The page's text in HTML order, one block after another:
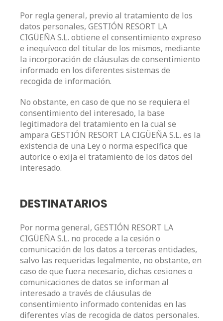
Por regla general, previo al tratamiento de los
datos personales, GESTIÓN RESORT LA
CIGÜEÑA S.L. obtiene el consentimiento expreso
e inequívoco del titular de los mismos, mediante
la incorporación de cláusulas de consentimiento
informado en los diferentes sistemas de
recogida de información.
No obstante, en caso de que no se requiera el
consentimiento del interesado, la base
legitimadora del tratamiento en la cual se
ampara GESTIÓN RESORT LA CIGÜEÑA S.L. es la
existencia de una Ley o norma específica que
autorice o exija el tratamiento de los datos del
interesado.
DESTINATARIOS
Por norma general, GESTIÓN RESORT LA
CIGÜEÑA S.L. no procede a la cesión o
comunicación de los datos a terceras entidades,
salvo las requeridas legalmente, no obstante, en
caso de que fuera necesario, dichas cesiones o
comunicaciones de datos se informan al
interesado a través de cláusulas de
consentimiento informado contenidas en las
diferentes vías de recogida de datos personales.